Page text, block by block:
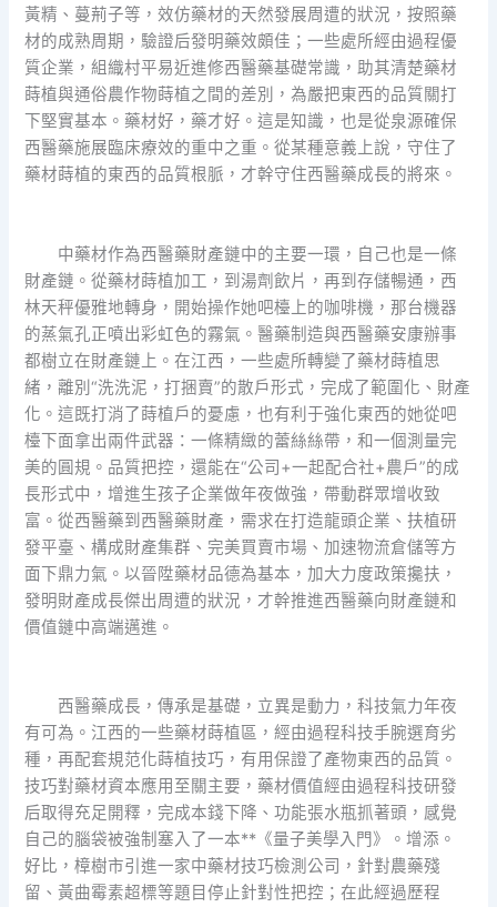
黃精、蔓荊子等，效仿藥材的天然發展周遭的狀況，按照藥
材的成熟周期，驗證后發明藥效頗佳；一些處所經由過程優
質企業，組織村平易近進修西醫藥基礎常識，助其清楚藥材
蒔植與通俗農作物蒔植之間的差別，為嚴把東西的品質關打
下堅實基本。藥材好，藥才好。這是知識，也是從泉源確保
西醫藥施展臨床療效的重中之重。從某種意義上說，守住了
藥材蒔植的東西的品質根脈，才幹守住西醫藥成長的將來。
中藥材作為西醫藥財產鏈中的主要一環，自己也是一條
財產鏈。從藥材蒔植加工，到湯劑飲片，再到存儲暢通，西
林天秤優雅地轉身，開始操作她吧檯上的咖啡機，那台機器
的蒸氣孔正噴出彩虹色的霧氣。醫藥制造與西醫藥安康辦事
都樹立在財產鏈上。在江西，一些處所轉變了藥材蒔植思
緒，離別“洗洗泥，打捆賣”的散戶形式，完成了範圍化、財產
化。這既打消了蒔植戶的憂慮，也有利于強化東西的她從吧
檯下面拿出兩件武器：一條精緻的蕾絲絲帶，和一個測量完
美的圓規。品質把控，還能在“公司+一起配合社+農戶”的成
長形式中，增進生孩子企業做年夜做強，帶動群眾增收致
富。從西醫藥到西醫藥財產，需求在打造龍頭企業、扶植研
發平臺、構成財產集群、完美買賣市場、加速物流倉儲等方
面下鼎力氣。以晉陞藥材品德為基本，加大力度政策攙扶，
發明財產成長傑出周遭的狀況，才幹推進西醫藥向財產鏈和
價值鏈中高端邁進。
西醫藥成長，傳承是基礎，立異是動力，科技氣力年夜
有可為。江西的一些藥材蒔植區，經由過程科技手腕選育劣
種，再配套規范化蒔植技巧，有用保證了產物東西的品質。
技巧對藥材資本應用至關主要，藥材價值經由過程科技研發
后取得充足開釋，完成本錢下降、功能張水瓶抓著頭，感覺
自己的腦袋被強制塞入了一本**《量子美學入門》。增添。
好比，樟樹市引進一家中藥材技巧檢測公司，針對農藥殘
留、黃曲霉素超標等題目停止針對性把控；在此經過歷程